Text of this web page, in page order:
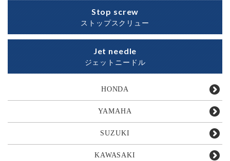
Stop screw
ストップスクリュー
Jet needle
ジェットニードル
HONDA
YAMAHA
SUZUKI
KAWASAKI